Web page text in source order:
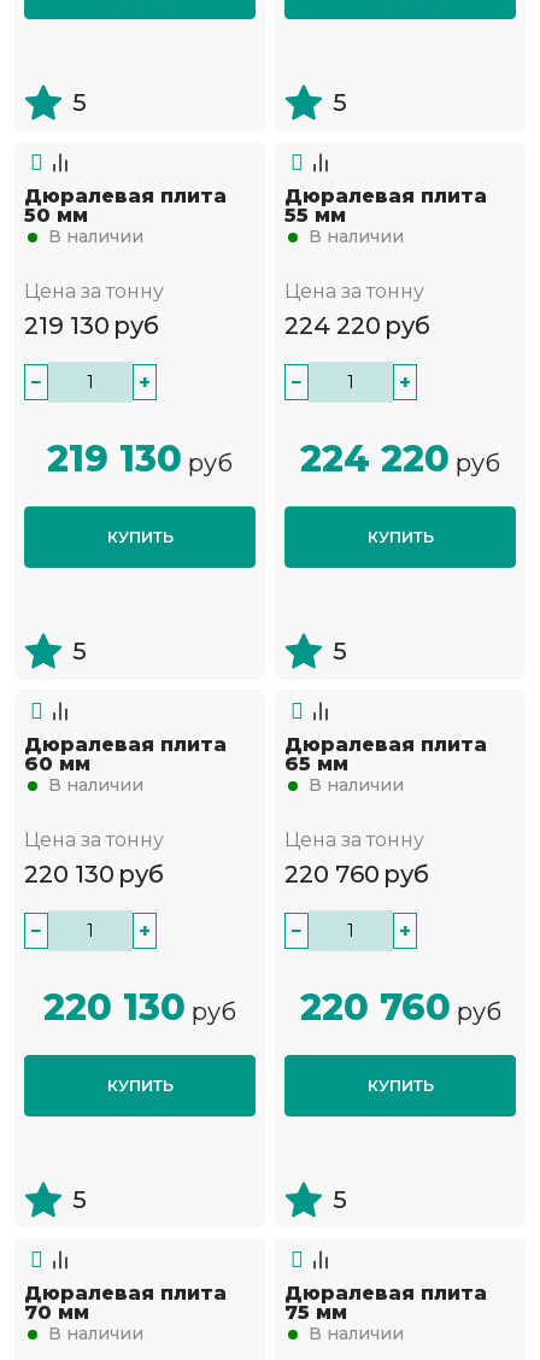
5 5
Дюралевая плита
50 мм
В наличии
Цена за тонну
219 130 руб
− +
219 130 руб
КУПИТЬ
5
Дюралевая плита
55 мм
В наличии
Цена за тонну
224 220 руб
− +
224 220 руб
КУПИТЬ
5
Дюралевая плита
60 мм
В наличии
Цена за тонну
220 130 руб
− +
220 130 руб
КУПИТЬ
5
Дюралевая плита
65 мм
В наличии
Цена за тонну
220 760 руб
− +
220 760 руб
КУПИТЬ
5
Дюралевая плита
70 мм
В наличии
Дюралевая плита
75 мм
В наличии